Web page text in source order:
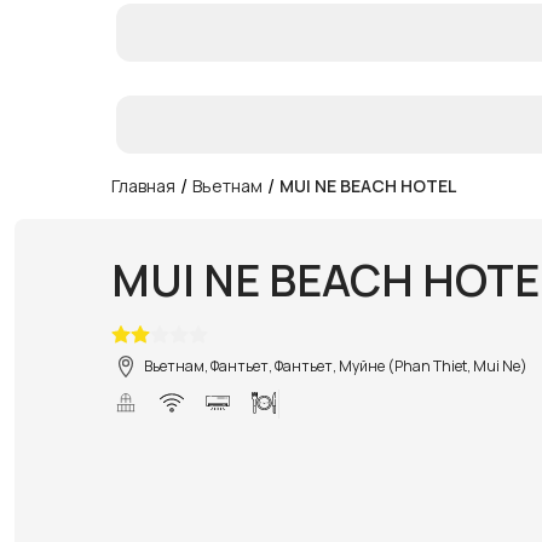
Главная / Вьетнам / MUI NE BEACH HOTEL
MUI NE BEACH
Вьетнам, Фантьет, Фантьет, Муйне (Phan Thiet, Mui Ne)